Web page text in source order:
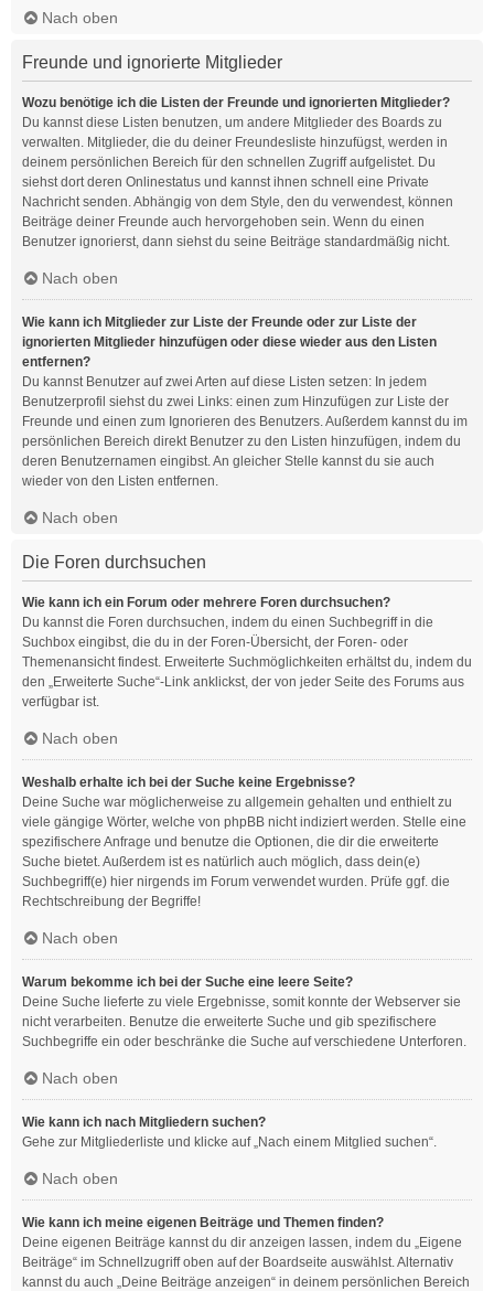
Nach oben
Freunde und ignorierte Mitglieder
Wozu benötige ich die Listen der Freunde und ignorierten Mitglieder?
Du kannst diese Listen benutzen, um andere Mitglieder des Boards zu
verwalten. Mitglieder, die du deiner Freundesliste hinzufügst, werden in
deinem persönlichen Bereich für den schnellen Zugriff aufgelistet. Du
siehst dort deren Onlinestatus und kannst ihnen schnell eine Private
Nachricht senden. Abhängig von dem Style, den du verwendest, können
Beiträge deiner Freunde auch hervorgehoben sein. Wenn du einen
Benutzer ignorierst, dann siehst du seine Beiträge standardmäßig nicht.
Nach oben
Wie kann ich Mitglieder zur Liste der Freunde oder zur Liste der
ignorierten Mitglieder hinzufügen oder diese wieder aus den Listen
entfernen?
Du kannst Benutzer auf zwei Arten auf diese Listen setzen: In jedem
Benutzerprofil siehst du zwei Links: einen zum Hinzufügen zur Liste der
Freunde und einen zum Ignorieren des Benutzers. Außerdem kannst du im
persönlichen Bereich direkt Benutzer zu den Listen hinzufügen, indem du
deren Benutzernamen eingibst. An gleicher Stelle kannst du sie auch
wieder von den Listen entfernen.
Nach oben
Die Foren durchsuchen
Wie kann ich ein Forum oder mehrere Foren durchsuchen?
Du kannst die Foren durchsuchen, indem du einen Suchbegriff in die
Suchbox eingibst, die du in der Foren-Übersicht, der Foren- oder
Themenansicht findest. Erweiterte Suchmöglichkeiten erhältst du, indem du
den „Erweiterte Suche“-Link anklickst, der von jeder Seite des Forums aus
verfügbar ist.
Nach oben
Weshalb erhalte ich bei der Suche keine Ergebnisse?
Deine Suche war möglicherweise zu allgemein gehalten und enthielt zu
viele gängige Wörter, welche von phpBB nicht indiziert werden. Stelle eine
spezifischere Anfrage und benutze die Optionen, die dir die erweiterte
Suche bietet. Außerdem ist es natürlich auch möglich, dass dein(e)
Suchbegriff(e) hier nirgends im Forum verwendet wurden. Prüfe ggf. die
Rechtschreibung der Begriffe!
Nach oben
Warum bekomme ich bei der Suche eine leere Seite?
Deine Suche lieferte zu viele Ergebnisse, somit konnte der Webserver sie
nicht verarbeiten. Benutze die erweiterte Suche und gib spezifischere
Suchbegriffe ein oder beschränke die Suche auf verschiedene Unterforen.
Nach oben
Wie kann ich nach Mitgliedern suchen?
Gehe zur Mitgliederliste und klicke auf „Nach einem Mitglied suchen“.
Nach oben
Wie kann ich meine eigenen Beiträge und Themen finden?
Deine eigenen Beiträge kannst du dir anzeigen lassen, indem du „Eigene
Beiträge“ im Schnellzugriff oben auf der Boardseite auswählst. Alternativ
kannst du auch „Deine Beiträge anzeigen“ in deinem persönlichen Bereich